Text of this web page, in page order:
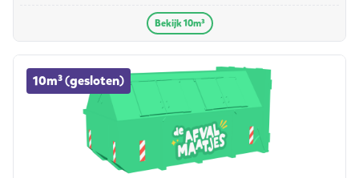
Bekijk 10m³
10m³ (gesloten)
10m³ (gesloten) container huren